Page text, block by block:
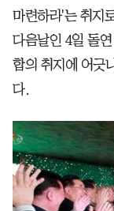
마련하라'는 취지
다음날인 4일 돌
합의 취지에 어긋
다.